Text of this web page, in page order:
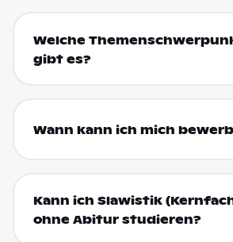
Welche
gibt es?
Wann kann ich mich
Kann ich Slawistik
ohne Abitur studieren?